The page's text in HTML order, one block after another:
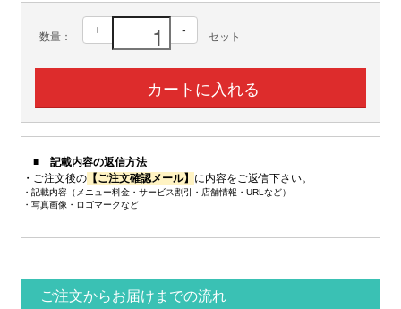
数量：
+ -
セット
■ 記載内容の返信方法
・ご注文後の【ご注文確認メール】 に内容をご返信下さい。
・記載内容（メニュー料金・サービス割引・店舗情報・URLなど）
・写真画像・ロゴマークなど
ご注文からお届けまでの流れ